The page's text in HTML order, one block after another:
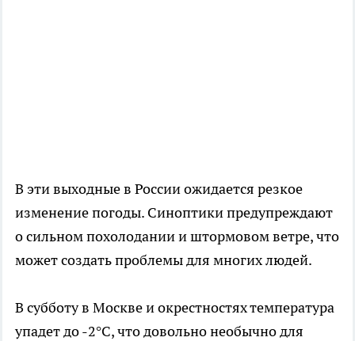
В эти выходные в России ожидается резкое
изменение погоды. Синоптики предупреждают
о сильном похолодании и штормовом ветре, что
может создать проблемы для многих людей.
В субботу в Москве и окрестностях температура
упадет до -2°C, что довольно необычно для